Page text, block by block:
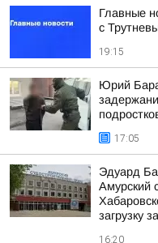
Главные
с
19:15
Юрий
17:05
Эдуард
Амурский
загрузку
16:20